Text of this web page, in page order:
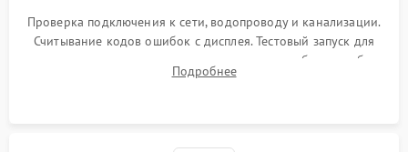
Проверка подключения к сети, водопроводу и канализации.
Считывание кодов ошибок с дисплея. Тестовый запуск для
выявления посторонних шумов, протечек или сбоев в работе
электронного модуля управления.
Подробнее